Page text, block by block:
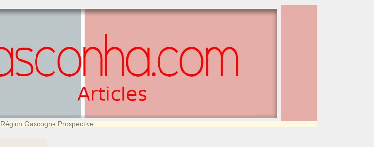
Région Gascogne Prospective